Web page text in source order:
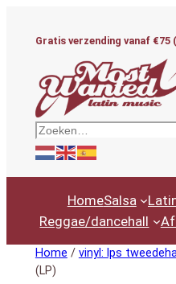
Gratis verzending vanaf €75
Zoeken
HomeSalsa
Reggae/dancehall
Home / vinyl: lps
(LP)